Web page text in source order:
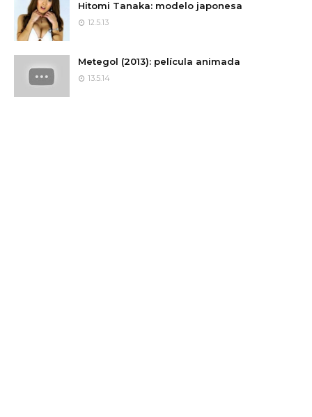
Hitomi Tanaka: modelo japonesa
12.5.13
Metegol (2013): película animada
13.5.14